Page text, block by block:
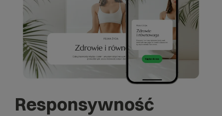
Responsywność